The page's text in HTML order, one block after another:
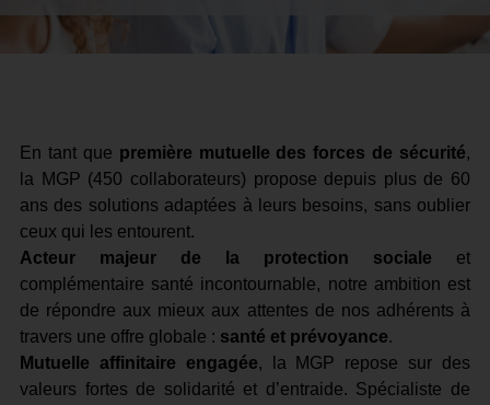
En tant que première mutuelle des forces de sécurité,
la MGP (450 collaborateurs) propose depuis plus de 60
ans des solutions adaptées à leurs besoins, sans oublier
ceux qui les entourent.
Acteur majeur de la protection sociale et
complémentaire santé incontournable, notre ambition est
de répondre aux mieux aux attentes de nos adhérents à
travers une offre globale : santé et prévoyance.
Mutuelle affinitaire
engagée, la MGP repose sur des
valeurs fortes de solidarité et d’entraide. Spécialiste de